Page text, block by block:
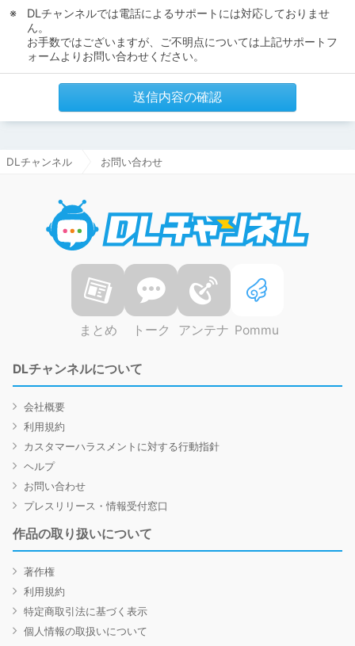
DLチャンネルでは電話によるサポートには対応しておりませ
ん。
お手数ではございますが、ご不明点については上記サポートフ
ォームよりお問い合わせください。
送信内容の確認
DLチャンネル お問い合わせ
まとめ トーク アンテナ Pommu
DLチャンネルについて
会社概要
利用規約
カスタマーハラスメントに対する行動指針
ヘルプ
お問い合わせ
プレスリリース・情報受付窓口
作品の取り扱いについて
著作権
利用規約
特定商取引法に基づく表示
個人情報の取扱いについて